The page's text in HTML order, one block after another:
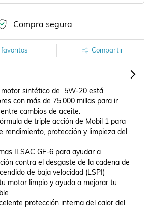
Compra segura
Compartir
sintético de  5W-20 está
con más de 75.000 millas para ir
cambios de aceite.
de triple acción de Mobil 1 para
rendimiento, protección y limpieza del
ILSAC GF-6 para ayudar a
contra el desgaste de la cadena de
de baja velocidad (LSPI)
motor limpio y ayuda a mejorar tu
protección interna del calor del